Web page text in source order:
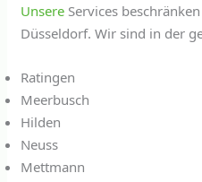
Unsere Services
Düsseldorf. Wir sind in der
Ratingen
Meerbusch
Hilden
Neuss
Mettmann